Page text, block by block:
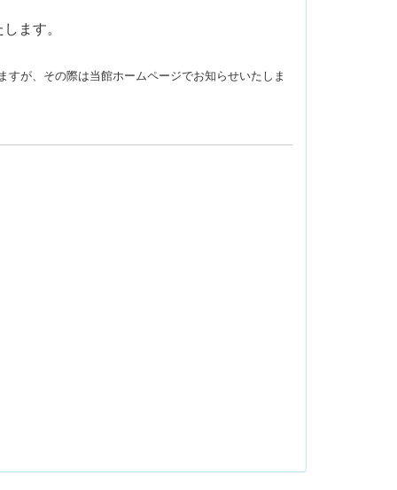
ます。
が、その際は当館ホームページでお知らせいたしま